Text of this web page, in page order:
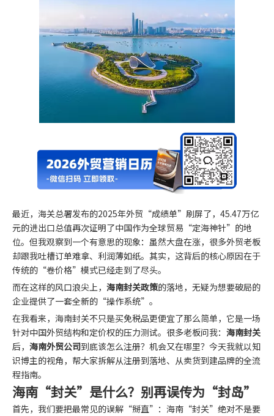
最近，海关总署发布的2025年外贸“成绩单”刷屏了，45.47万亿
元的进出口总值再次证明了中国作为全球贸易“定海神针”的地
位。但我观察到一个有意思的现象：虽然大盘在涨，很多外贸老板
却跟我吐槽订单难拿、利润薄如纸。其实，这背后的核心原因在于
传统的“卷价格”模式已经走到了尽头。
而在这样的风口浪尖上， 海南封关政策的落地，无疑为想要破局的
企业提供了一套全新的“操作系统”。
在我看来，海南封关不只是买免税品更便宜了那么简单，它是一场
针对中国外贸结构和定价权的压力测试。很多老板问我： 海南封关
后， 海南外贸公司到底该怎么注册？机会又在哪里？今天我就以知
识博主的视角，帮大家拆解从注册到落地、从卖货到建品牌的全流
程指南。
海南“封关”是什么？别再误传为“封岛”
首先，我们要把最常见的误解“掰直”：海南“封关”绝对不是要